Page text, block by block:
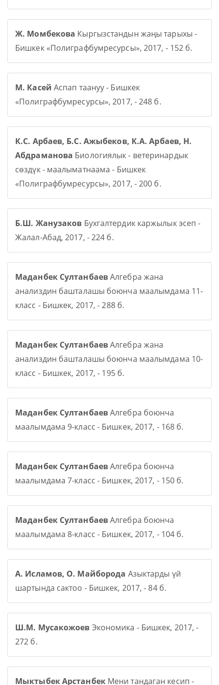
Ж. Момбекова Кыргызстандын жаңы тарыхы -
Бишкек «Полиграфбумресурсы», 2017, - 152 б.
М. Касей Аспап таануу - Бишкек
«Полиграфбумресурсы», 2017, - 248 б.
К.С. Арбаев, Б.С. Ажыбеков, К.А. Арбаев, Н.
Абдраманова Биологиялык - ветеринардык
сөздүк - маалыматнаама - Бишкек
«Полиграфбумресурсы», 2017, - 200 б.
Б.Ш. Жанузаков Бухгалтердик каржылык эсеп -
Жалал-Абад, 2017, - 224 б.
Маданбек СултанбаевАлгебра жана
анализдин башталашы боюнча маалымдама 11-
класс - Бишкек, 2017, - 288 б.
Маданбек СултанбаевАлгебра жана
анализдин башталашы боюнча маалымдама 10-
класс - Бишкек, 2017, - 195 б.
Маданбек СултанбаевАлгебра боюнча
маалымдама 9-класс - Бишкек, 2017, - 168 б.
Маданбек СултанбаевАлгебра боюнча
маалымдама 7-класс - Бишкек, 2017, - 150 б.
Маданбек СултанбаевАлгебра боюнча
маалымдама 8-класс - Бишкек, 2017, - 104 б.
А. Исламов, О. Майборода Азыктарды үй
шартында сактоо - Бишкек, 2017, - 84 б.
Ш.М. Мусакожоев Экономика - Бишкек, 2017, -
272 б.
Мыктыбек АрстанбекМени тандаган кесип -